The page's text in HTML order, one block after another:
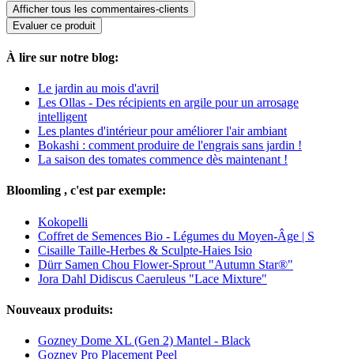
Afficher tous les commentaires-clients
Evaluer ce produit
À lire sur notre blog:
Le jardin au mois d'avril
Les Ollas - Des récipients en argile pour un arrosage
intelligent
Les plantes d'intérieur pour améliorer l'air ambiant
Bokashi : comment produire de l'engrais sans jardin !
La saison des tomates commence dès maintenant !
Bloomling , c'est par exemple:
Kokopelli
Coffret de Semences Bio - Légumes du Moyen-Âge | S
Cisaille Taille-Herbes & Sculpte-Haies Isio
Dürr Samen Chou Flower-Sprout "Autumn Star®"
Jora Dahl Didiscus Caeruleus "Lace Mixture"
Nouveaux produits:
Gozney Dome XL (Gen 2) Mantel - Black
Gozney Pro Placement Peel